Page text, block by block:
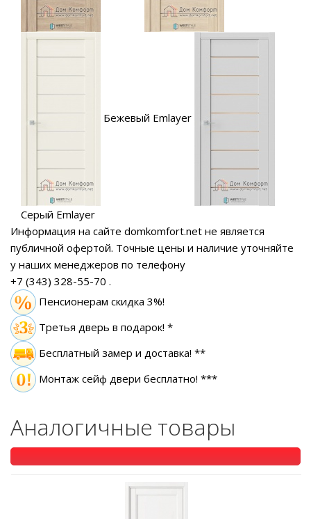
Бежевый Emlayer
Серый Emlayer
Информация на сайте domkomfort.net не является
публичной офертой. Точные цены и наличие уточняйте
у наших менеджеров по телефону
+7 (343) 328-55-70 .
Пенсионерам скидка 3%!
Третья дверь в подарок! *
Бесплатный замер и доставка! **
Монтаж сейф двери бесплатно! ***
Аналогичные товары